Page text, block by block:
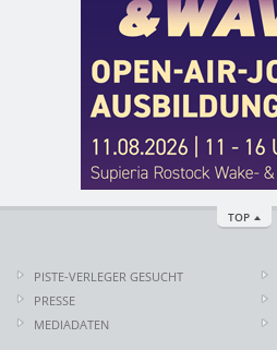
TOP
PISTE-VERLEGER GESUCHT
PRESSE
MEDIADATEN